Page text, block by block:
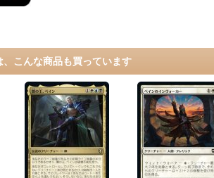
、こんな商品も買っています